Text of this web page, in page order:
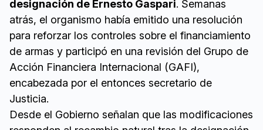
designación de Ernesto Gaspari. Semanas
atrás, el organismo había emitido una resolución
para reforzar los controles sobre el financiamiento
de armas y participó en una revisión del Grupo de
Acción Financiera Internacional (GAFI),
encabezada por el entonces secretario de
Justicia.
Desde el Gobierno señalan que las modificaciones